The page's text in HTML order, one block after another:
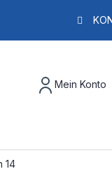
Mein Konto
14